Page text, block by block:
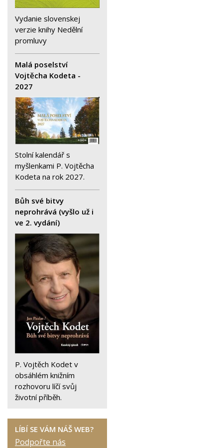
Vydanie slovenskej
verzie knihy Nedělní
promluvy
Malá poselství
Vojtěcha Kodeta -
2027
Stolní kalendář s
myšlenkami P. Vojtěcha
Kodeta na rok 2027.
Bůh své bitvy
neprohrává (vyšlo už i
ve 2. vydání)
P. Vojtěch Kodet v
obsáhlém knižním
rozhovoru líčí svůj
životní příběh.
LÍBÍ SE VÁM NÁŠ WEB?
Podpořte nás